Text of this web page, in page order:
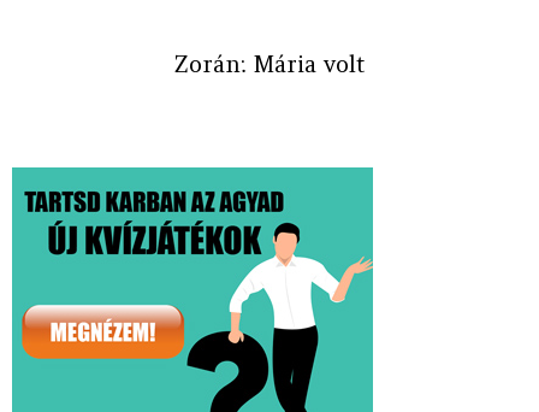
Zorán: Mária volt